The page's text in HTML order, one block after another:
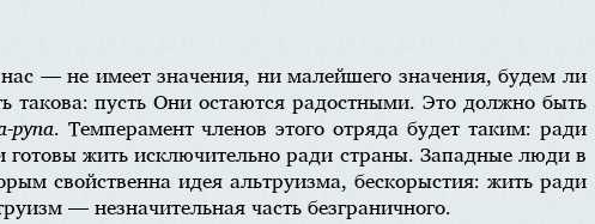
— не имеет значения, ни малейшего значения, будем ли
пусть Они остаются радостными. Это должно быть
рупа. Темперамент членов этого отряда будет таким: ради
жить исключительно ради страны. Западные люди в
свойственна идея альтруизма, бескорыстия: жить ради
— незначительная часть безграничного.